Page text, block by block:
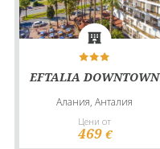
EFTALIA DOWNTOWN
Алания, Анталия
Цени от
469 €